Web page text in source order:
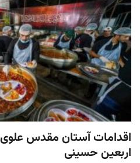
اقدامات آستان مقدس علوی
اربعین حسینی